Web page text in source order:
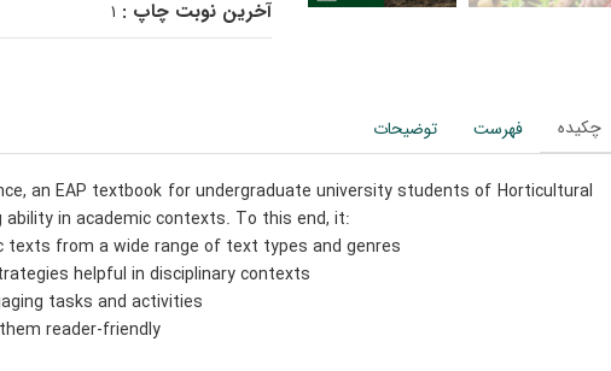
آخرین نوبت چاپ : ۱
چکیده فهرست توضیحات
an EAP textbook for undergraduate university students of Horticultural
ability in academic contexts. To this end, it:
from a wide range of text types and genres
helpful in disciplinary contexts
tasks and activities
reader-friendly